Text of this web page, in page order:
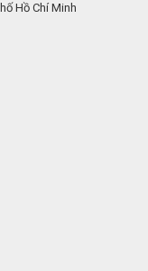
Hồ Chí Minh